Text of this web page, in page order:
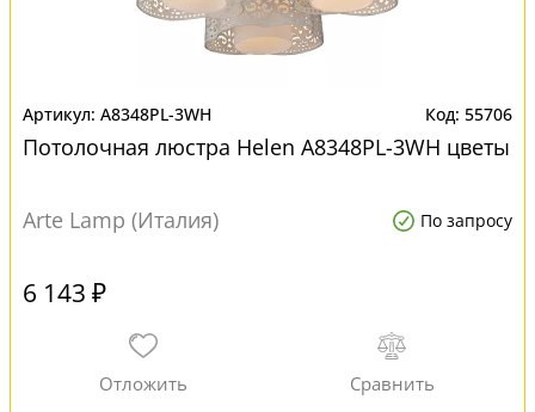
A8348PL-3WH 55706
Потолочная люстра Helen A8348PL-3WH цветы
Arte Lamp (Италия) По запросу
6 143 ₽